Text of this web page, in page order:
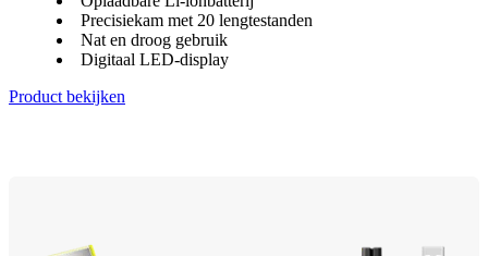
Precisiekam met 20 lengtestanden
Nat en droog gebruik
Digitaal LED-display
Product bekijken